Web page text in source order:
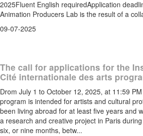
2025Fluent English requiredApplication
Animation Producers Lab is the result of a
09-07-2025
The call for applications for the
Cité internationale des arts
Drom July 1 to October 12, 2025, at 11:59
program is intended for artists and cultural
been living abroad for at least five years and
a research and creative project in Paris
six, or nine months, betw...